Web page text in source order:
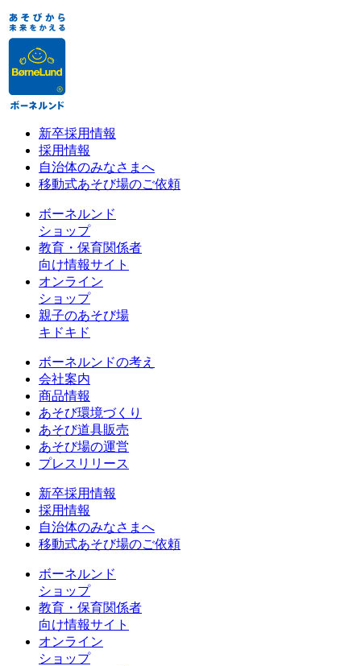
新卒採用情報
採用情報
自治体のみなさまへ
移動式あそび場のご依頼
ボーネルンド
ショップ
教育・保育関係者
向け情報サイト
オンライン
ショップ
親子のあそび場
キドキド
ボーネルンドの考え
会社案内
商品情報
あそび環境づくり
あそび道具販売
あそび場の運営
プレスリリース
新卒採用情報
採用情報
自治体のみなさまへ
移動式あそび場のご依頼
ボーネルンド
ショップ
教育・保育関係者
向け情報サイト
オンライン
ショップ